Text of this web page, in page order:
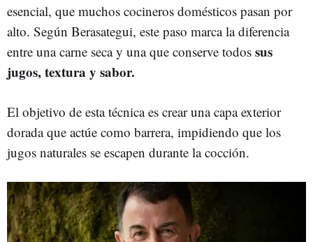
esencial, que muchos cocineros domésticos pasan por
alto. Según Berasategui, este paso marca la diferencia
entre una carne seca y una que conserve todos sus
jugos, textura y sabor.
El objetivo de esta técnica es crear una capa exterior
dorada que actúe como barrera, impidiendo que los
jugos naturales se escapen durante la cocción.